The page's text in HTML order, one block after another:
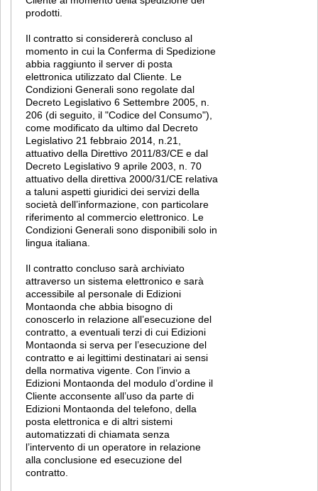
prodotti.
Il contratto si considererà concluso al
momento in cui la Conferma di Spedizione
abbia raggiunto il server di posta
elettronica utilizzato dal Cliente. Le
Condizioni Generali sono regolate dal
Decreto Legislativo 6 Settembre 2005, n.
206 (di seguito, il "Codice del Consumo"),
come modificato da ultimo dal Decreto
Legislativo 21 febbraio 2014, n.21,
attuativo della Direttivo 2011/83/CE e dal
Decreto Legislativo 9 aprile 2003, n. 70
attuativo della direttiva 2000/31/CE relativa
a taluni aspetti giuridici dei servizi della
società dell’informazione, con particolare
riferimento al commercio elettronico. Le
Condizioni Generali sono disponibili solo in
lingua italiana.
Il contratto concluso sarà archiviato
attraverso un sistema elettronico e sarà
accessibile al personale di Edizioni
Montaonda che abbia bisogno di
conoscerlo in relazione all’esecuzione del
contratto, a eventuali terzi di cui Edizioni
Montaonda si serva per l’esecuzione del
contratto e ai legittimi destinatari ai sensi
della normativa vigente. Con l’invio a
Edizioni Montaonda del modulo d’ordine il
Cliente acconsente all’uso da parte di
Edizioni Montaonda del telefono, della
posta elettronica e di altri sistemi
automatizzati di chiamata senza
l’intervento di un operatore in relazione
alla conclusione ed esecuzione del
contratto.